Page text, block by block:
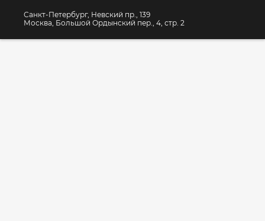
Санкт-Петербург, Невский пр., 139
Москва, Большой Ордынский пер., 4, стр. 2